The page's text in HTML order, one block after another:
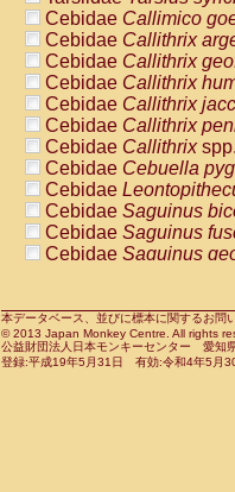
PitheciidaeCallicebus
PitheciidaeCallicebus
PitheciidaeCallicebus
Pitheciidae
PitheciidaePithecia
PitheciidaePithecia
Cercopithecidae
Cercopithecidae
Cercopithecidae
Cercopithecidae
Cercopithecidae
Cercopithecidae
Cercopithecidae
Cercopithecidae
Cercopithecidae
Cebidae Callimico
Cebidae Callithrix
Cebidae Callithrix
Cebidae Callithrix
Cebidae Callithrix
Cebidae Callithrix
Cebidae Callithrixspp.
Cebidae Cebuella
Cebidae
Cebidae Saguinus
Cebidae Saguinus
Cebidae Saguinus
CebidaeSaguinus
CebidaeSaguinus
Cebidae Saguinus
本データベース、並びに標本に関するお問
© 2013 Japan Monkey Centre. All rights
公益財団法人日本モンキーセンター 愛
登録:平成19年5月31日 有効:令和4年5月